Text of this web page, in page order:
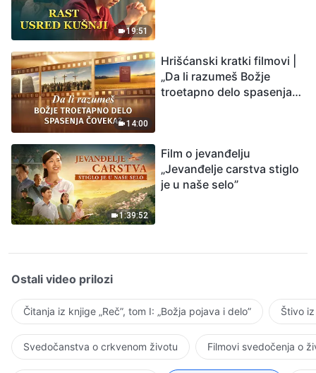
19:51
14:00
Hrišćanski kratki filmovi |
„Da li razumeš Božje
troetapno delo spasenja
1:39:52
Film o jevanđelju
„Jevanđelje carstva stiglo
je u naše selo”
Ostali video prilozi
Čitanja iz knjige „Reč”, tom I: „Božja pojava i delo” Štivo
Svedočanstva o crkvenom životu Filmovi svedočenja o